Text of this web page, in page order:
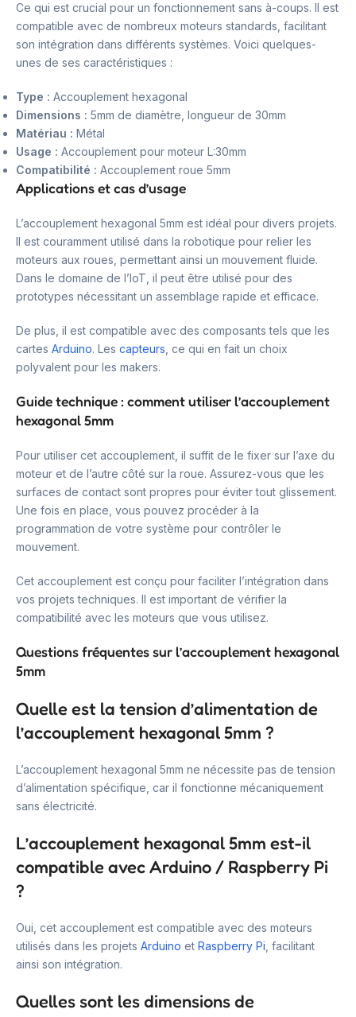
Ce qui est crucial pour un fonctionnement sans à-coups. Il est
compatible avec de nombreux moteurs standards, facilitant
son intégration dans différents systèmes. Voici quelques-
unes de ses caractéristiques :
Type : Accouplement hexagonal
Dimensions : 5mm de diamètre, longueur de 30mm
Matériau : Métal
Usage : Accouplement pour moteur L:30mm
Compatibilité : Accouplement roue 5mm
Applications et cas d’usage
L’accouplement hexagonal 5mm est idéal pour divers projets.
Il est couramment utilisé dans la robotique pour relier les
moteurs aux roues, permettant ainsi un mouvement fluide.
Dans le domaine de l’IoT, il peut être utilisé pour des
prototypes nécessitant un assemblage rapide et efficace.
De plus, il est compatible avec des composants tels que les
cartes Arduino. Les capteurs , ce qui en fait un choix
polyvalent pour les makers.
Guide technique : comment utiliser l’accouplement
hexagonal 5mm
Pour utiliser cet accouplement, il suffit de le fixer sur l’axe du
moteur et de l’autre côté sur la roue. Assurez-vous que les
surfaces de contact sont propres pour éviter tout glissement.
Une fois en place, vous pouvez procéder à la
programmation de votre système pour contrôler le
mouvement.
Cet accouplement est conçu pour faciliter l’intégration dans
vos projets techniques. Il est important de vérifier la
compatibilité avec les moteurs que vous utilisez.
Questions fréquentes sur l’accouplement hexagonal
5mm
Quelle est la tension d’alimentation de
l’accouplement hexagonal 5mm ?
L’accouplement hexagonal 5mm ne nécessite pas de tension
d’alimentation spécifique, car il fonctionne mécaniquement
sans électricité.
L’accouplement hexagonal 5mm est-il
compatible avec Arduino / Raspberry Pi
?
Oui, cet accouplement est compatible avec des moteurs
utilisés dans les projets Arduino et Raspberry Pi , facilitant
ainsi son intégration.
Quelles sont les dimensions de